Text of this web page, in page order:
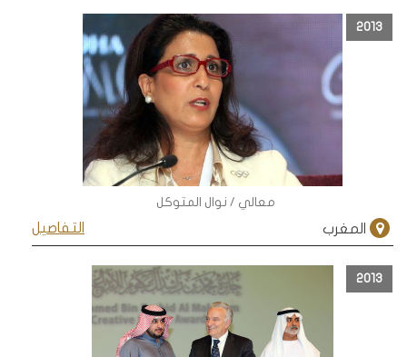
2013
معالي / نوال المتوكل
التفاصيل المغرب
2013